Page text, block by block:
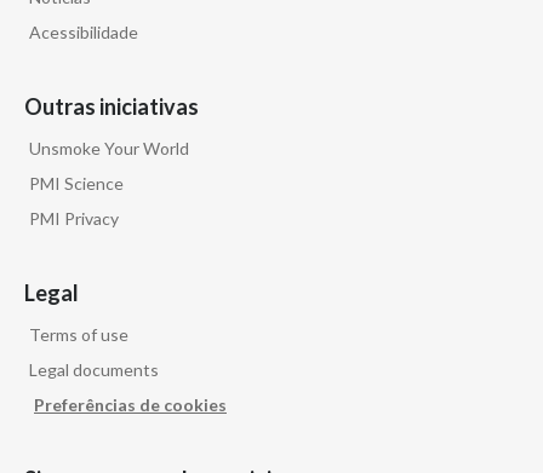
Acessibilidade
Outras iniciativas
Unsmoke Your World
PMI Science
PMI Privacy
Legal
Terms of use
Legal documents
Preferências de cookies